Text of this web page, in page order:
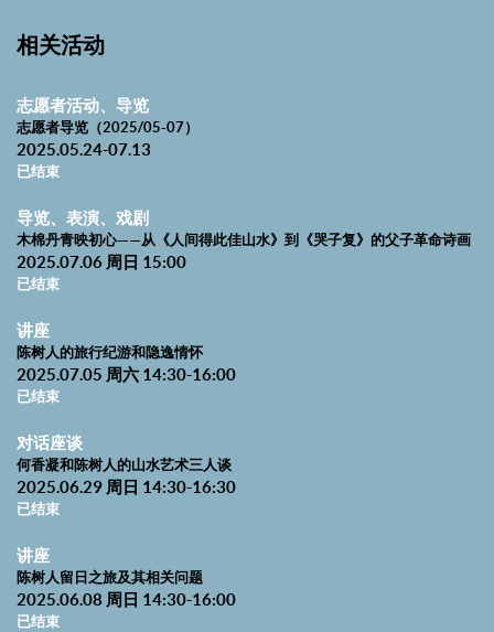
艺术史逻辑，或许应该纳入个体的品格和近代史之中，反思『艺
逸』『旅怀』『家园』『国事』。另者，两人在侨务工作方面皆拥
有突出的贡献。正是基于这样的认识，我馆与广州艺术博物院、广
东省博物馆共同合作，举办以山水为主题的艺术文献专题，以此呈
究。
相关活动
志愿者活动、导览
志愿者导览（2025/05-07）
2025.05.24-07.13
已结束
导览、表演、戏剧
木棉丹青映初心——从《人间得此佳山水》到《哭子复》的父子革命诗画
2025.07.06 周日 15:00
已结束
讲座
陈树人的旅行纪游和隐逸情怀
2025.07.05 周六 14:30-16:00
已结束
对话座谈
何香凝和陈树人的山水艺术三人谈
2025.06.29 周日 14:30-16:30
已结束
讲座
陈树人留日之旅及其相关问题
2025.06.08 周日 14:30-16:00
已结束